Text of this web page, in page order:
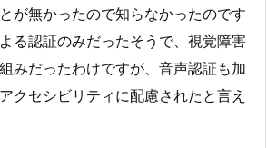
が無かったので知らなかったのです
る認証のみだったそうで、視覚障害
みだったわけですが、音声認証も加
クセシビリティに配慮されたと言え